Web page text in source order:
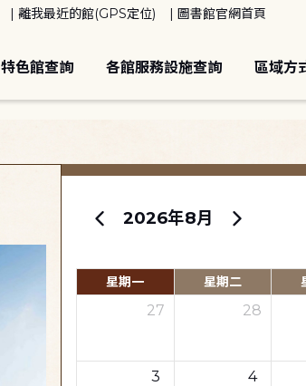
離我最近的館(GPS定位) 圖書館官網首頁
特色館查詢 各館服務設施查詢 區域方
2026年8月
星期一 星期二
27 28
3 4